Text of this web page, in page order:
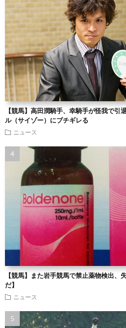
【競馬】高田潤騎手、幸騎手が怪我で引
ル（サイゾー）にブチギレる
ニュース
【競馬】また岩手競馬で禁止薬物検出、
だ】
ニュース